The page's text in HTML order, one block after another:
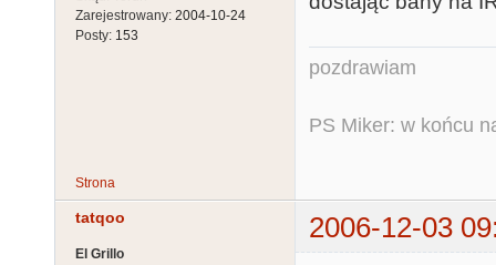
Zarejestrowany: 2004-10-24
Posty: 153
pozdrawiam
PS Miker: w końcu
Strona
tatqoo 2006-12-03
El Grillo